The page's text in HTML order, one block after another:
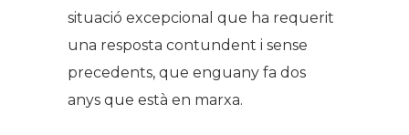
situació excepcional que ha requerit
una resposta contundent i sense
precedents, que enguany fa dos
anys que està en marxa.